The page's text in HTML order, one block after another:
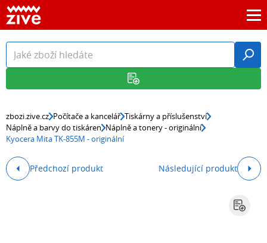
zbozi.zive.cz Počítače a kancelář Tiskárny a příslušenství
Náplně a barvy do tiskáren Náplně a tonery - originální
Kyocera Mita TK-855M - originální
Předchozí produkt Následující produkt